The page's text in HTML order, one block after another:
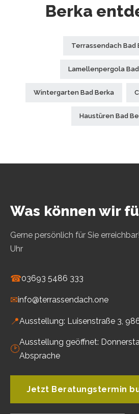
Berka
Terrassendach Bad
Lamellenpergola
Wintergarten Bad Berka
Haustüren Bad
Was können wir
Gerne persönlich für Sie
Uhr
☎03693 5486 333
✉info@terrassendach.one
📍Ausstellung: Luisenstraße 3,
🕑
Ausstellung geöffnet:
Absprache
Jetzt Beratungstermin